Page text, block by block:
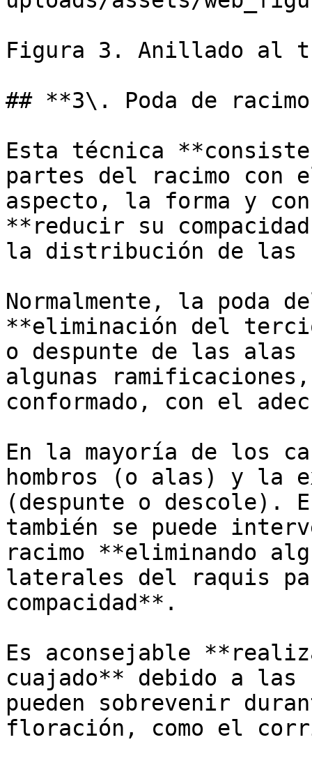
Figura 3. Anillado al
## **3\. Poda de
Esta técnica
partes del racimo con
aspecto, la forma y
**reducir su
la distribución de las
Normalmente, la poda
**eliminación del
o despunte de las alas
algunas
conformado, con el
En la mayoría de los
hombros (o alas) y la
(despunte o descole).
también se puede
racimo **eliminando
laterales del raquis
compacidad**.
Es aconsejable
cuajado** debido a las
pueden sobrevenir
floración, como el